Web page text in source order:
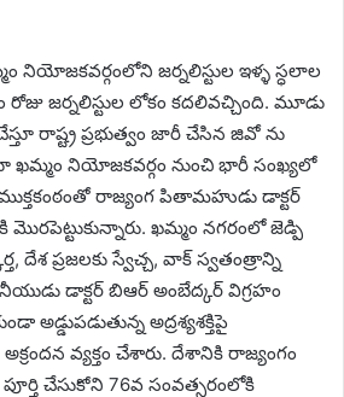
నియోజకవర్గంలోని జర్నలిస్టుల ఇళ్ళ స్ధలాల
జర్నలిస్టుల లోకం కదలివచ్చింది. మూడు
రాష్ట్ర ప్రభుత్వం జారీ చేసిన జివో ను
నియోజకవర్గం నుంచి భారీ సంఖ్యలో
ముక్తకంఠంతో రాజ్యంగ పితామహుడు డాక్టర్
మొరపెట్టుకున్నారు. ఖమ్మం నగరంలో జెడ్పి
దేశ ప్రజలకు స్వేచ్చ, వాక్ స్వతంత్రాన్ని
డాక్టర్ బిఆర్ అంబేద్కర్ విగ్రహం
అడ్డుపడుతున్న అద్రశ్యశక్తిపై
వ్యక్తం చేశారు. దేశానికి రాజ్యంగం
చేసుకోని 76వ సంవత్సరంలోకి